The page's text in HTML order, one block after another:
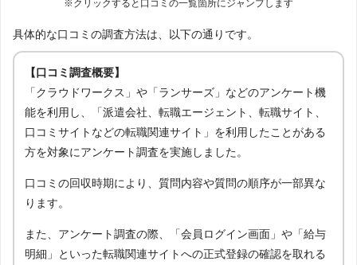
※クリックすると口コミの一覧箇所にジャンプします
具体的な口コミの調査方法は、以下の通りです。
【口コミ調査概要】
「クラウドワークス」や「ランサーズ」などのアンケート機
能を利用し、「派遣会社、転職エージェント、転職サイト、
口コミサイトなどの転職関連サイト」を利用したことがある
方を対象にアンケート調査を実施しました。
口コミの回収時期により、質問内容や質問の順序が一部異な
ります。
また、アンケート調査の際、「会員ログイン画面」や「給与
明細」といった転職関連サイトへの正式登録の確認を取れる